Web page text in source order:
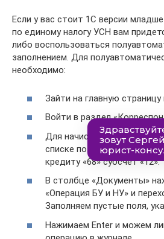
Если у вас стоит 1С версии младше
по единому налогу УСН вам
либо воспользоваться
заполнением. Для
необходимо:
Зайти на главную
Войти в раздел
Для начисления налога в
списке по дебету выбираем
кредиту «68» субсчет «12».
В столбце «Документы»
«Операция БУ и НУ» и
Заполняем пустые поля,
Нажимаем Enter и можем